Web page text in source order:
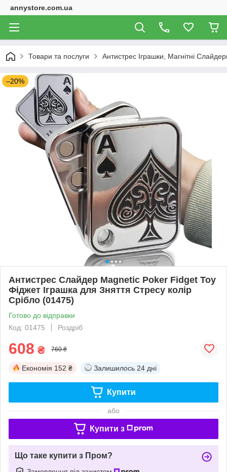
annystore.com.ua
Товари та послуги Антистрес Іграшки, Магнітні
–20%
Антистрес Слайдер Magnetic Poker Fidget Toy
Фіджет Іграшка для Зняття Стресу колір
Срібло (01475)
Готово до відправки
Код: 01475
Роздріб
608 ₴ 760 ₴
Економія 152 ₴ Залишилось 24 дні
Купити
або
Купити з
Що таке купити з Пром?